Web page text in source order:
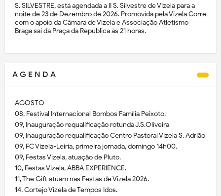
S. SILVESTRE, está agendada a II S. Silvestre de Vizela para a
noite de 23 de Dezembro de 2026. Promovida pela Vizela Corre
com o apoio da Câmara de Vizela e Associação Atletismo
Braga sai da Praça da República às 21 horas.
A G E N D A
AGOSTO
08, Festival Internacional Bombos Família Peixoto.
09, Inauguração requalificação rotunda J.S.Oliveira
09, Inauguração requalificação Centro Pastoral Vizela S. Adrião
09, FC Vizela-Leiria, primeira jornada, domingo 14h00.
09, Festas Vizela, atuação de Pluto.
10, Festas Vizela, ABBA EXPERIENCE.
11, The Gift atuam nas Festas de Vizela 2026.
14, Cortejo Vizela de Tempos Idos.